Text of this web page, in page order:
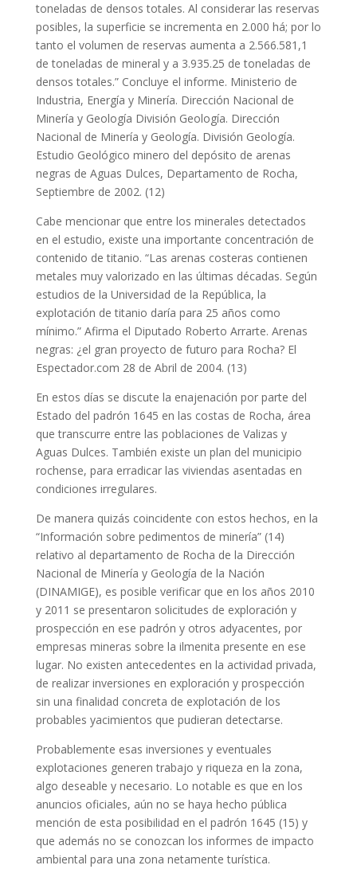
toneladas de densos totales. Al considerar las reservas
posibles, la superficie se incrementa en 2.000 há; por lo
tanto el volumen de reservas aumenta a 2.566.581,1
de toneladas de mineral y a 3.935.25 de toneladas de
densos totales.” Concluye el informe. Ministerio de
Industria, Energía y Minería. Dirección Nacional de
Minería y Geología División Geología. Dirección
Nacional de Minería y Geología. División Geología.
Estudio Geológico minero del depósito de arenas
negras de Aguas Dulces, Departamento de Rocha,
Septiembre de 2002. (12)
Cabe mencionar que entre los minerales detectados
en el estudio, existe una importante concentración de
contenido de titanio. “Las arenas costeras contienen
metales muy valorizado en las últimas décadas. Según
estudios de la Universidad de la República, la
explotación de titanio daría para 25 años como
mínimo.” Afirma el Diputado Roberto Arrarte. Arenas
negras: ¿el gran proyecto de futuro para Rocha? El
Espectador.com 28 de Abril de 2004. (13)
En estos días se discute la enajenación por parte del
Estado del padrón 1645 en las costas de Rocha, área
que transcurre entre las poblaciones de Valizas y
Aguas Dulces. También existe un plan del municipio
rochense, para erradicar las viviendas asentadas en
condiciones irregulares.
De manera quizás coincidente con estos hechos, en la
“Información sobre pedimentos de minería” (14)
relativo al departamento de Rocha de la Dirección
Nacional de Minería y Geología de la Nación
(DINAMIGE), es posible verificar que en los años 2010
y 2011 se presentaron solicitudes de exploración y
prospección en ese padrón y otros adyacentes, por
empresas mineras sobre la ilmenita presente en ese
lugar. No existen antecedentes en la actividad privada,
de realizar inversiones en exploración y prospección
sin una finalidad concreta de explotación de los
probables yacimientos que pudieran detectarse.
Probablemente esas inversiones y eventuales
explotaciones generen trabajo y riqueza en la zona,
algo deseable y necesario. Lo notable es que en los
anuncios oficiales, aún no se haya hecho pública
mención de esta posibilidad en el padrón 1645 (15) y
que además no se conozcan los informes de impacto
ambiental para una zona netamente turística.